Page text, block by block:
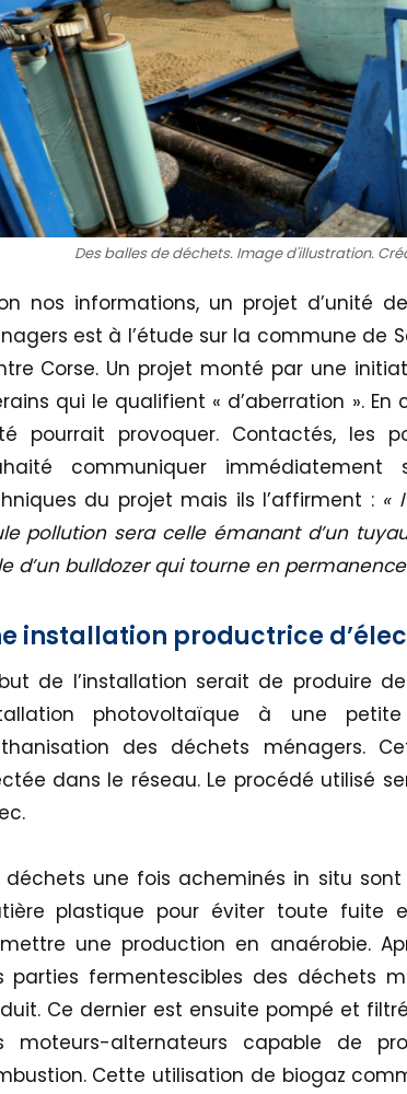
Des balles de déchets. Image d'illustration.
nos informations, un projet d’unité
est à l’étude sur la commune de
Corse. Un projet monté par une
qui le qualifient « d’aberration ». En
pourrait provoquer. Contactés, les
communiquer immédiatement
du projet mais ils l’affirment : «
pollution sera celle émanant d’un
d’un bulldozer qui tourne en permanence
installation productrice
de l’installation serait de produire
photovoltaïque à une
des déchets ménagers.
dans le réseau. Le procédé utilisé
déchets une fois acheminés in situ sont
plastique pour éviter toute fuite
une production en anaérobie.
parties fermentescibles des déchets
Ce dernier est ensuite pompé et
moteurs-alternateurs capable de
Cette utilisation de biogaz